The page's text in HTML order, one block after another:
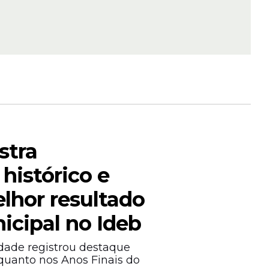
e
resultado
no Ideb
registrou destaque
nos Anos Finais do